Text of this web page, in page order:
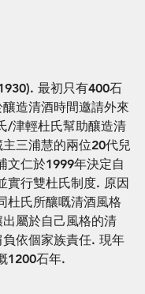
最初只有400石
造清酒時間邀請外來
/津輕杜氏幫助釀造清
三浦慧的兩位20代兒
文仁於1999年決定自
實行雙杜氏制度. 原因
杜氏所釀嘅清酒風格
屬於自己風格的清
依個家族責任. 現年
1200石年.